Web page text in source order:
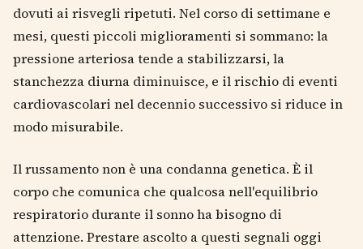
dovuti ai risvegli ripetuti. Nel corso di settimane e
mesi, questi piccoli miglioramenti si sommano: la
pressione arteriosa tende a stabilizzarsi, la
stanchezza diurna diminuisce, e il rischio di eventi
cardiovascolari nel decennio successivo si riduce in
modo misurabile.
Il russamento non è una condanna genetica. È il
corpo che comunica che qualcosa nell'equilibrio
respiratorio durante il sonno ha bisogno di
attenzione. Prestare ascolto a questi segnali oggi